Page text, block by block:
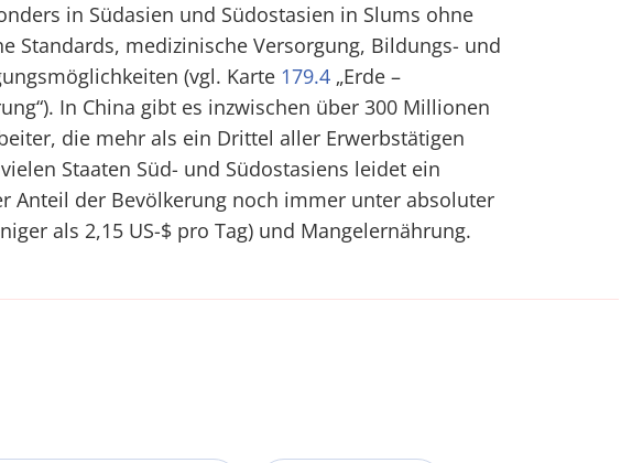
in Südasien und Südostasien in Slums ohne
Standards, medizinische Versorgung, Bildungs- und
(vgl. Karte 179.4 „Erde –
In China gibt es inzwischen über 300 Millionen
die mehr als ein Drittel aller Erwerbstätigen
Staaten Süd- und Südostasiens leidet ein
Anteil der Bevölkerung noch immer unter absoluter
als 2,15 US-$ pro Tag) und Mangelernährung.